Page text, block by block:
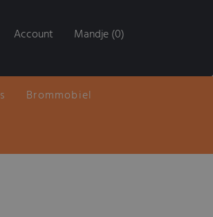
Account Mandje (0)
Brommobiel